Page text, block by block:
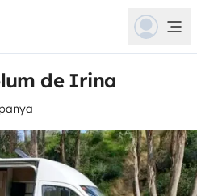
de Irina